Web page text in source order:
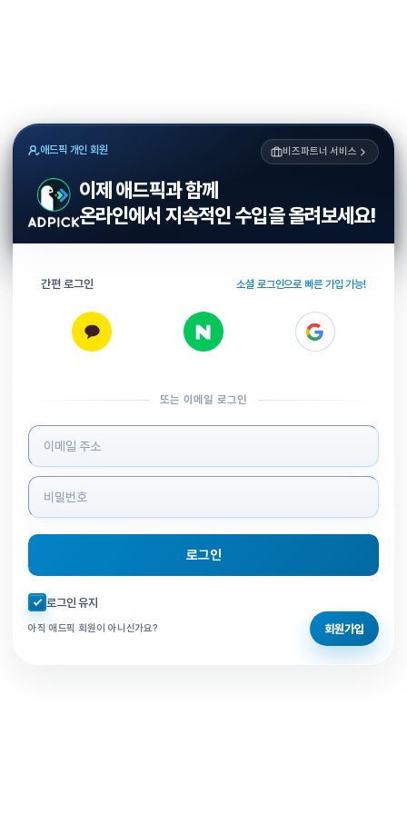
애드픽 개인 회원 비즈파트너 서비스
이제 애드픽과 함께
온라인에서 지속적인 수입을 올려보세요!
간편 로그인 소셜 로그인으로 빠른 가입 가능!
또는 이메일 로그인
로그인 정보 입력
로그인
자동로그인 체크
로그인 유지
아직 애드픽 회원이 아니신가요? 회원가입